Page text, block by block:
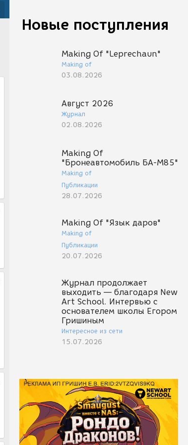
Новые поступления
Making Of "Leprechaun"
Making of
03.08.2026
Август 2026
Журнал
02.08.2026
Making Of
"Бронеавтомобиль БА-М85"
Making of
Публикации
28.07.2026
Making Of "Язык даров"
Making of
Публикации
20.07.2026
Журнал продолжает
выходить — благодаря New
Art School. Интервью с
основателем школы Егором
Гришиным
Интересное из сети
15.07.2026